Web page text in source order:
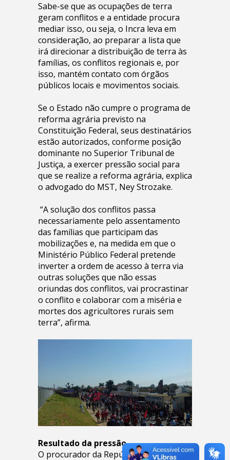
Sabe-se que as ocupações de terra
geram conflitos e a entidade procura
mediar isso, ou seja, o Incra leva em
consideração, ao preparar a lista que
irá direcionar a distribuição de terra às
famílias, os conflitos regionais e, por
isso, mantém contato com órgãos
públicos locais e movimentos sociais.
Se o Estado não cumpre o programa de
reforma agrária previsto na
Constituição Federal, seus destinatários
estão autorizados, conforme posição
dominante no Superior Tribunal de
Justiça, a exercer pressão social para
que se realize a reforma agrária, explica
o advogado do MST, Ney Strozake.
“A solução dos conflitos passa
necessariamente pelo assentamento
das famílias que participam das
mobilizações e, na medida em que o
Ministério Público Federal pretende
inverter a ordem de acesso à terra via
outras soluções que não essas
oriundas dos conflitos, vai procrastinar
o conflito e colaborar com a miséria e
mortes dos agricultores rurais sem
terra”, afirma.
Resultado da pressão
O procurador da República, André